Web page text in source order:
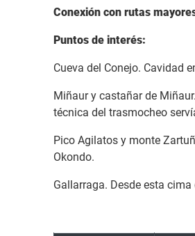
Conexión con rutas
Puntos de interés:
Cueva del Conejo. Cavidad
Miñaur y castañar de
técnica del trasmocheo
Pico Agilatos y monte
Okondo.
Gallarraga. Desde esta